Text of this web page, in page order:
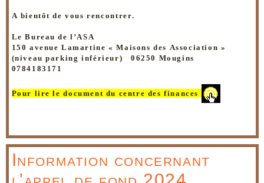
A bientôt de vous rencontrer.
Le Bureau de l’ASA
150 avenue Lamartine « Maisons des Association »
(niveau parking inférieur) 06250 Mougins
0784183171
Pour lire le document du centre des finances
Information concernant